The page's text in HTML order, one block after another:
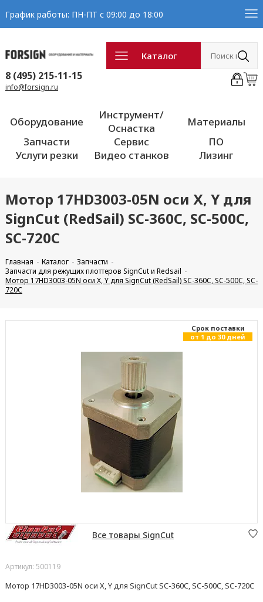
График работы: ПН-ПТ с 09:00 до 18:00
Каталог
8 (495) 215-11-15
info@forsign.ru
Оборудование
Инструмент/
Оснастка
Материалы
Запчасти
Сервис
ПО
Услуги резки
Видео станков Лизинг
Мотор 17HD3003-05N оси Х, Y для
SignCut (RedSail) SC-360C, SC-500C,
SC-720C
Главная Каталог
Запчасти
Запчасти для режущих плоттеров SignCut и Redsail
Мотор 17HD3003-05N оси Х, Y для SignCut (RedSail) SC-360C, SC-500C, SC-
720C
Cрок поставки
от 1 до 30 дней
Все товары SignCut
Артикул: 500119
Мотор 17HD3003-05N оси Х, Y для SignCut SC-360C, SC-500C, SC-720C